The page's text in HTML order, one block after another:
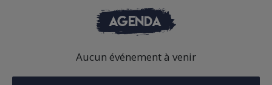
AGENDA
Aucun événement à venir